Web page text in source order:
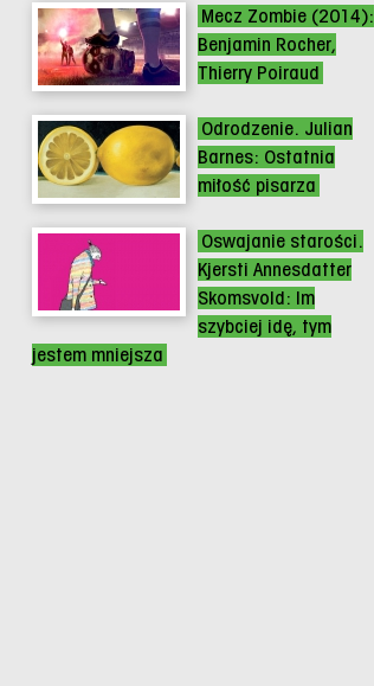
Mecz Zombie (2014):
Benjamin Rocher,
Thierry Poiraud
Odrodzenie. Julian
Barnes: Ostatnia
miłość pisarza
Oswajanie starości.
Kjersti Annesdatter
Skomsvold: Im
szybciej idę, tym
jestem mniejsza